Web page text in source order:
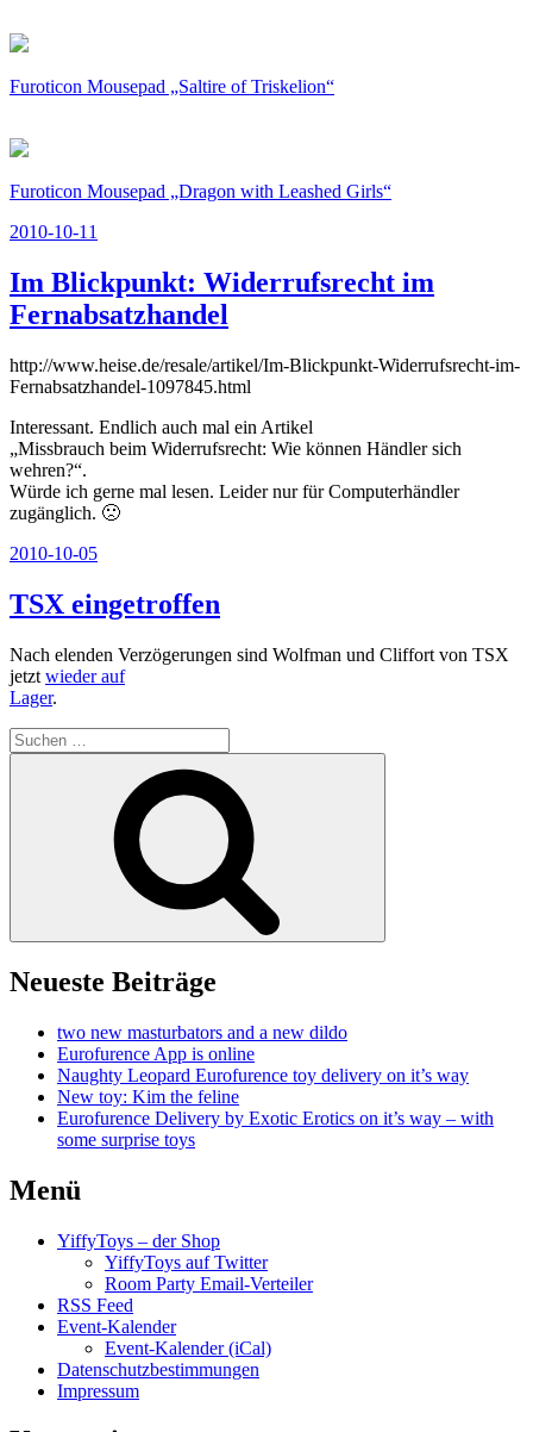
Furoticon Mousepad „Saltire of Triskelion“
Furoticon Mousepad „Dragon with Leashed Girls“
Veröffentlicht
2010-10-11
Im Blickpunkt: Widerrufsrecht im
Fernabsatzhandel
http://www.heise.de/resale/artikel/Im-Blickpunkt-Widerrufsrecht-im-
Fernabsatzhandel-1097845.html
Interessant. Endlich auch mal ein Artikel
„Missbrauch beim Widerrufsrecht: Wie können Händler sich
wehren?“.
Würde ich gerne mal lesen. Leider nur für Computerhändler
zugänglich. 🙁
Veröffentlicht
2010-10-05
TSX eingetroffen
Nach elenden Verzögerungen sind Wolfman und Cliffort von TSX
jetzt wieder auf
Lager.
Suchen
nach:
Neueste Beiträge
two new masturbators and a new dildo
Eurofurence App is online
Naughty Leopard Eurofurence toy delivery on it’s way
New toy: Kim the feline
Eurofurence Delivery by Exotic Erotics on it’s way – with
some surprise toys
Menü
YiffyToys – der Shop
YiffyToys auf Twitter
Room Party Email-Verteiler
RSS Feed
Event-Kalender
Event-Kalender (iCal)
Datenschutzbestimmungen
Impressum